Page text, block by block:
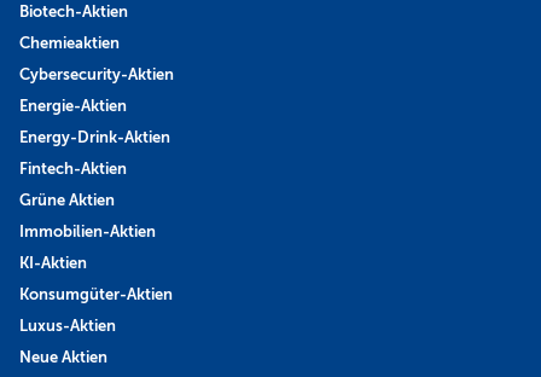
Biotech-Aktien
Chemieaktien
Cybersecurity-Aktien
Energie-Aktien
Energy-Drink-Aktien
Fintech-Aktien
Grüne Aktien
Immobilien-Aktien
KI-Aktien
Konsumgüter-Aktien
Luxus-Aktien
Neue Aktien